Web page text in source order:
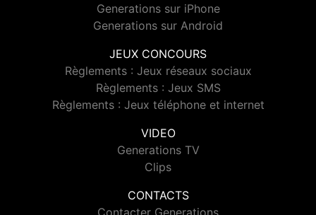
Generations sur iPhone
Generations sur Android
JEUX CONCOURS
Règlements : Jeux réseaux sociaux
Règlements : Jeux SMS
Règlements : Jeux téléphone et internet
VIDEO
Generations TV
Clips
CONTACTS